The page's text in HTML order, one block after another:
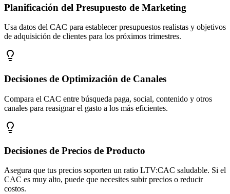
Planificación del Presupuesto de Marketing
Usa datos del CAC para establecer presupuestos realistas y objetivos
de adquisición de clientes para los próximos trimestres.
Decisiones de Optimización de Canales
Compara el CAC entre búsqueda paga, social, contenido y otros
canales para reasignar el gasto a los más eficientes.
Decisiones de Precios de Producto
Asegura que tus precios soporten un ratio LTV:CAC saludable. Si el
CAC es muy alto, puede que necesites subir precios o reducir
costos.